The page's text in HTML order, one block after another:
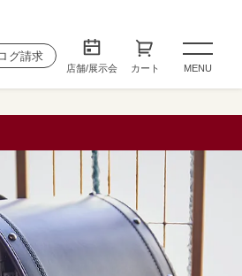
グ請求
店舗/展示会 カート MENU